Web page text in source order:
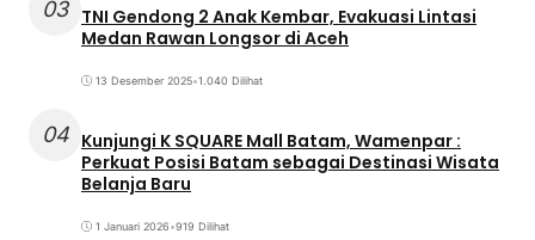
03 TNI Gendong 2 Anak Kembar, Evakuasi Lintasi
Medan Rawan Longsor di Aceh
13 Desember 2025•1.040 Dilihat
04 Kunjungi K SQUARE Mall Batam, Wamenpar :
Perkuat Posisi Batam sebagai Destinasi Wisata
Belanja Baru
1 Januari 2026•919 Dilihat